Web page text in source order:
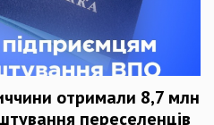
отримали 8,7 млн
переселенців